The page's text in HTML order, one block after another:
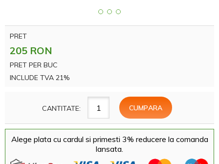
PRET
205 RON
PRET PER BUC
INCLUDE TVA 21%
CANTITATE:
Alege plata cu cardul si primesti 3% reducere la comanda
lansata.